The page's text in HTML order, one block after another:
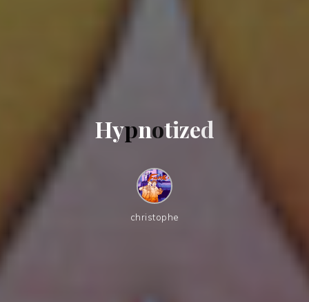
Hypnotized
christophe